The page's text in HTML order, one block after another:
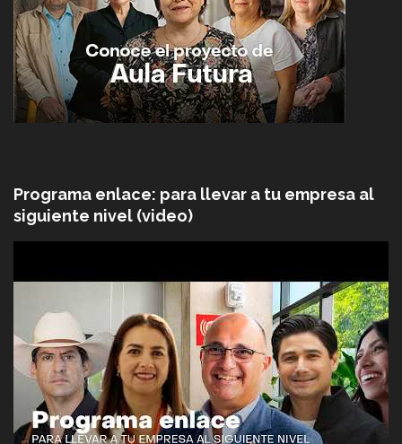
Programa enlace: para llevar a tu empresa al
siguiente nivel (video)